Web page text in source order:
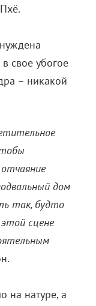
правильно.
не влияет, и
вам